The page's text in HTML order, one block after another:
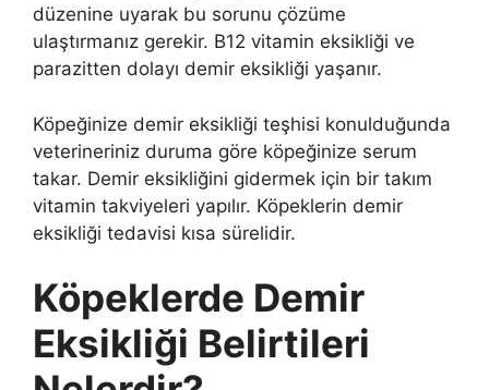
düzenine uyarak bu sorunu çözüme
ulaştırmanız gerekir. B12 vitamin eksikliği ve
parazitten dolayı demir eksikliği yaşanır.
Köpeğinize demir eksikliği teşhisi konulduğunda
veterineriniz duruma göre köpeğinize serum
takar. Demir eksikliğini gidermek için bir takım
vitamin takviyeleri yapılır. Köpeklerin demir
eksikliği tedavisi kısa sürelidir.
Köpeklerde Demir
Eksikliği Belirtileri